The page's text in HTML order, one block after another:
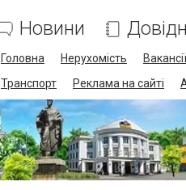
Новини
Головна Нерухомість Вакансії
Транспорт
Реклама на сайті